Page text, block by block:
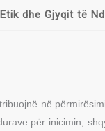
dhe Gjyqit të
në
për inicimin,